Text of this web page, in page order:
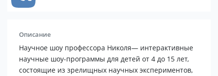
Описание
Научное шоу профессора Николя— интерактивные
научные шоу-программы для детей от 4 до 15 лет,
состоящие из зрелищных научных экспериментов,